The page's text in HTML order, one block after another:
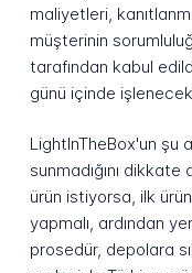
maliyetleri,
müşterinin
tarafından kabul
günü içinde
LightInTheBox'un şu
sunmadığını
ürün istiyorsa, ilk
yapmalı, ardından
prosedür, depolara